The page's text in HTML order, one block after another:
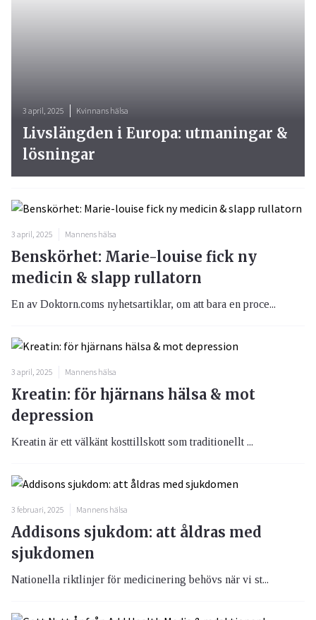
3 april, 2025 Kvinnans hälsa
Livslängden i Europa: utmaningar &
lösningar
3 april, 2025 Mannens hälsa
Benskörhet: Marie-louise fick ny
medicin & slapp rullatorn
En av Doktorn.coms nyhetsartiklar, om att bara en proce...
3 april, 2025 Mannens hälsa
Kreatin: för hjärnans hälsa & mot
depression
Kreatin är ett välkänt kosttillskott som traditionellt ...
3 februari, 2025 Mannens hälsa
Addisons sjukdom: att åldras med
sjukdomen
Nationella riktlinjer för medicinering behövs när vi st...